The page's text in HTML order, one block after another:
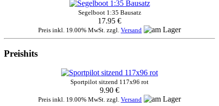
Segelboot 1:35 Bausatz
17.95 €
Preis inkl. 19.00% MwSt. zzgl. Versand
Preishits
Sportpilot sitzend 117x96 rot
9.90 €
Preis inkl. 19.00% MwSt. zzgl. Versand